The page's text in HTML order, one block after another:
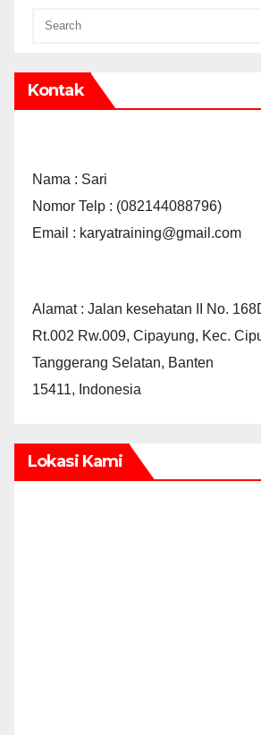
Kontak
Nama : Sari
Nomor Telp : (082144088796)
Email : karyatraining@gmail.com
Alamat : Jalan kesehatan II No.
Rt.002 Rw.009, Cipayung, Kec.
Tanggerang Selatan, Banten
15411, Indonesia
Lokasi Kami